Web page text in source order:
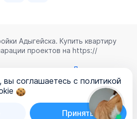
Адыгейска. Купить квартиру
проектов на https://
согласие с
Лицензионным
конфиденциальностии
данных
вы соглашаетесь с политикой
Принять